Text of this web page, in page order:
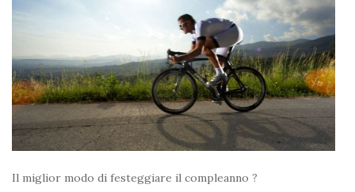
Il miglior modo di festeggiare il compleanno ?